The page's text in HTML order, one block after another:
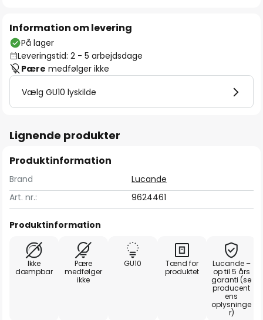
Information om levering
På lager
Leveringstid: 2 - 5 arbejdsdage
Pære medfølger ikke
Vælg GU10 lyskilde
Lignende produkter
Produktinformation
Brand
Lucande
Art. nr.:
9624461
Produktinformation
Ikke
dæmpbar
Pære
medfølger
ikke
GU10
Tænd for
produktet
Lucande –
op til 5 års
garanti (se
producent
ens
oplysninge
r)